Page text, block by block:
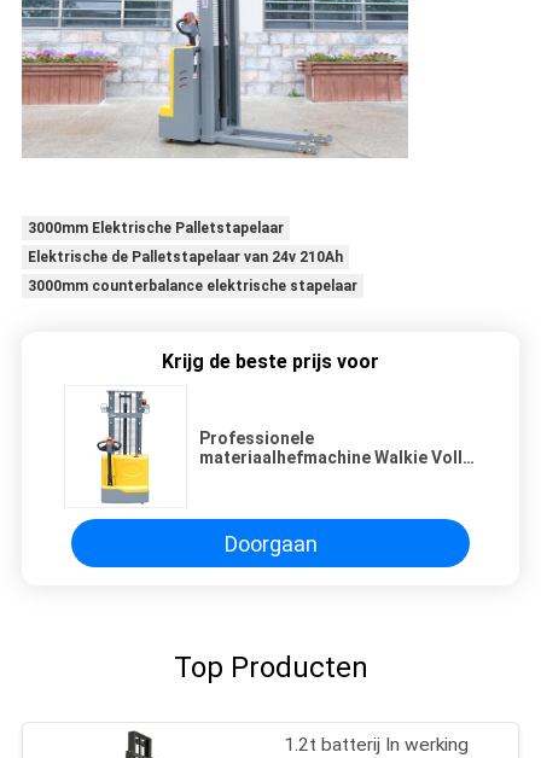
3000mm Elektrische Palletstapelaar
Elektrische de Palletstapelaar van 24v 210Ah
3000mm counterbalance elektrische stapelaar
Krijg de beste prijs voor
Professionele
materiaalhefmachine Walkie Volle
trolley
Doorgaan
Top Producten
1.2t batterij In werking